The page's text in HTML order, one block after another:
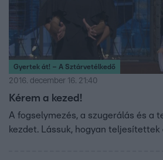
Gyertek át! – A Sztárvetélkedő
2016. december 16. 21:40
Kérem a kezed!
A fogselymezés, a szugerálás és a
kezdet. Lássuk, hogyan teljesítettek